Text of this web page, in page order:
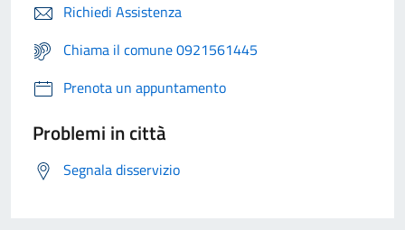
Richiedi Assistenza
Chiama il comune 0921561445
Prenota un appuntamento
Problemi in città
Segnala disservizio